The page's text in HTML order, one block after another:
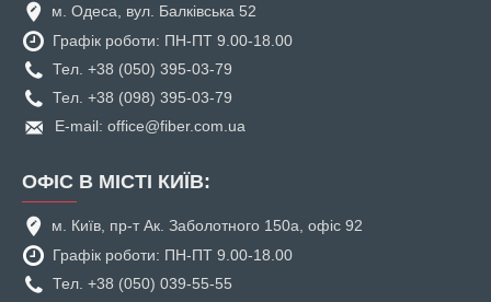
м. Одеса, вул. Балківська 52
Графік роботи: ПН-ПТ 9.00-18.00
Тел. +38 (050) 395-03-79
Тел. +38 (098) 395-03-79
E-mail: office@fiber.com.ua
ОФІС В МІСТІ КИЇВ:
м. Київ, пр-т Ак. Заболотного 150а, офіс 92
Графік роботи: ПН-ПТ 9.00-18.00
Тел. +38 (050) 039-55-55